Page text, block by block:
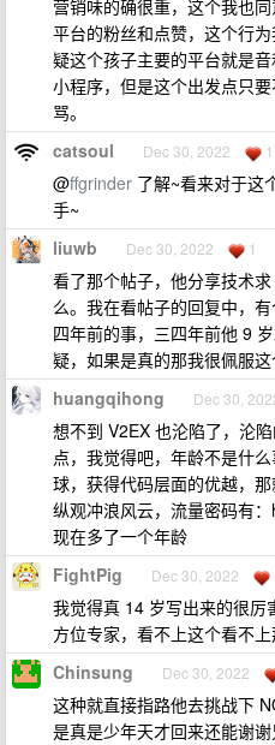
营销味的确很重，这个我也
平台的粉丝和点赞，这个行
疑这个孩子主要的平台就是
小程序，但是这个出发点只
骂。
catsoul Dec 30, 2022 1
@ffgrinder 了解~看来对于这
手~
liuwb Dec 30, 2022 1
看了那个帖子，他分享技术
么。我在看帖子的回复中，
四年前的事，三四年前他 9
疑，如果是真的那我很佩服这
huangqihong Dec 30,
想不到 V2EX 也沦陷了，沦
点，我觉得吧，年龄不是什
球，获得代码层面的优越，
纵观冲浪风云，流量密码有：
现在多了一个年龄
FightPig Dec 30, 2022
我觉得真 14 岁写出来的很厉
方位专家，看不上这个看不上
Chinsung Dec 30, 2022
这种就直接指路他去挑战下
是真是少年天才回来还能谢